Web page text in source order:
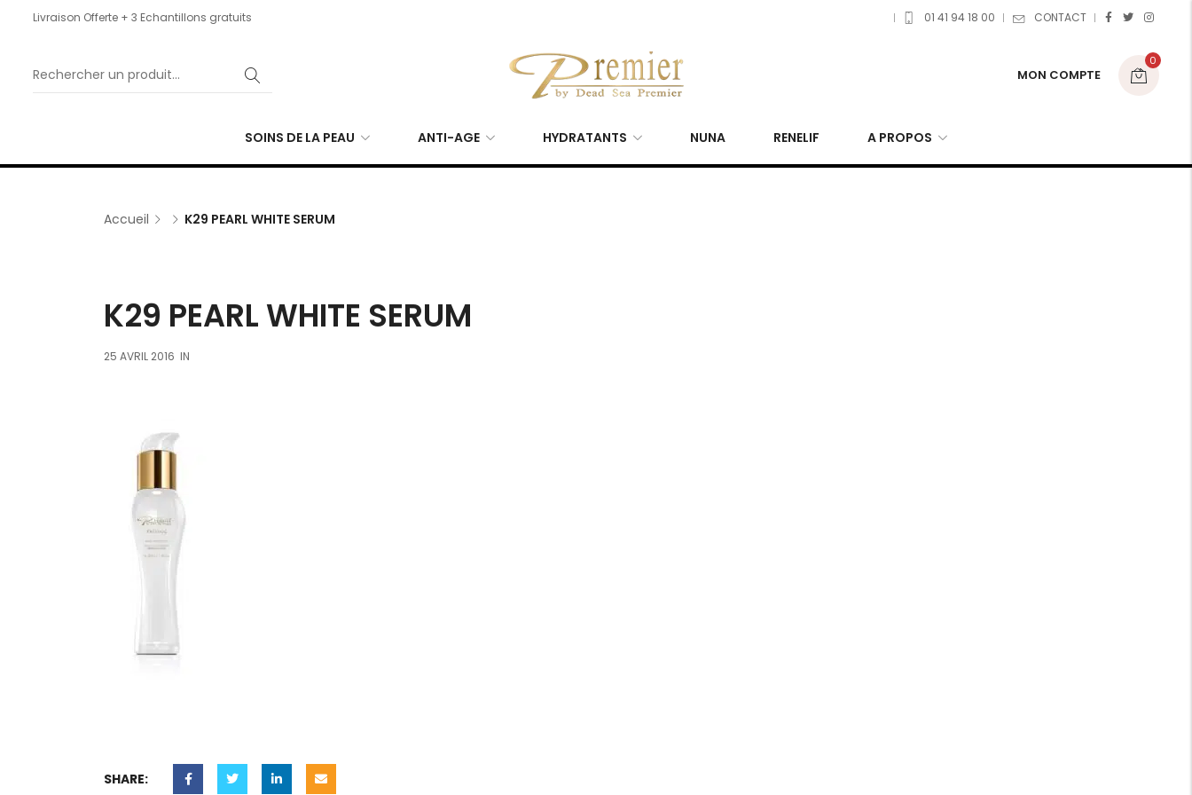
Livraison Offerte + 3 Echantillons gratuits 01 41 94 18 00 CONTACT
MON COMPTE
0
SOINS DE LA PEAU ANTI-AGE HYDRATANTS NUNA RENELIF A PROPOS
Accueil K29 PEARL WHITE SERUM
K29 PEARL WHITE SERUM
25 AVRIL 2016 IN
SHARE: